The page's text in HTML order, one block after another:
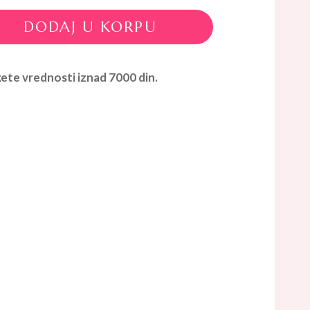
DODAJ U KORPU
vrednosti iznad 7000 din.